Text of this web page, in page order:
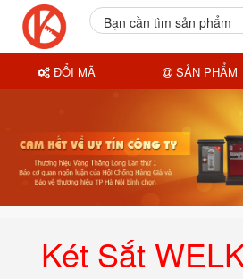
Két Sắt
Bạn cần tìm sản phẩm
ĐỔI MÃ SẢN PHẨM